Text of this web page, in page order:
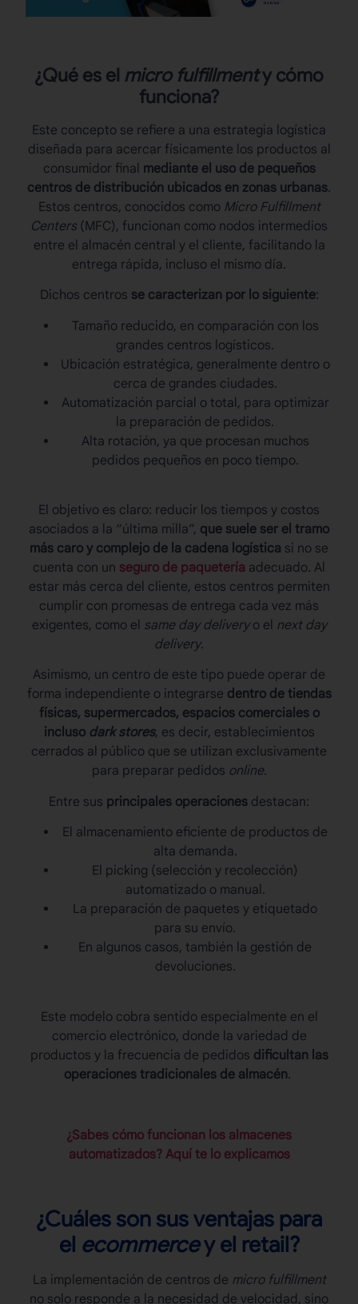
¿Qué es el micro fulfillmenty cómo
funciona?
Este concepto se refiere a una estrategia logística
diseñada para acercar físicamente los productos al
consumidor final mediante el uso de pequeños
centros de distribución ubicados en zonas urbanas.
Estos centros, conocidos como Micro Fulfillment
Centers (MFC), funcionan como nodos intermedios
entre el almacén central y el cliente, facilitando la
entrega rápida, incluso el mismo día.
Dichos centros se caracterizan por lo siguiente:
Tamaño reducido, en comparación con los
grandes centros logísticos.
Ubicación estratégica, generalmente dentro o
cerca de grandes ciudades.
Automatización parcial o total, para optimizar
la preparación de pedidos.
Alta rotación, ya que procesan muchos
pedidos pequeños en poco tiempo.
El objetivo es claro: reducir los tiempos y costos
asociados a la “última milla”, que suele ser el tramo
más caro y complejo de la cadena logística si no se
cuenta con un seguro de paquetería adecuado. Al
estar más cerca del cliente, estos centros permiten
cumplir con promesas de entrega cada vez más
exigentes, como el same day deliveryo el next day
delivery.
Asimismo, un centro de este tipo puede operar de
forma independiente o integrarse dentro de tiendas
físicas, supermercados, espacios comerciales o
incluso dark stores, es decir, establecimientos
cerrados al público que se utilizan exclusivamente
para preparar pedidos online.
Entre sus principales operaciones destacan:
El almacenamiento eficiente de productos de
alta demanda.
El picking (selección y recolección)
automatizado o manual.
La preparación de paquetes y etiquetado
para su envío.
En algunos casos, también la gestión de
devoluciones.
Este modelo cobra sentido especialmente en el
comercio electrónico, donde la variedad de
productos y la frecuencia de pedidos dificultan las
operaciones tradicionales de almacén.
¿Sabes cómo funcionan los almacenes
automatizados? Aquí te lo explicamos
¿Cuáles son sus ventajas para
el ecommercey el retail?
La implementación de centros de micro fulfillment
no solo responde a la necesidad de velocidad, sino